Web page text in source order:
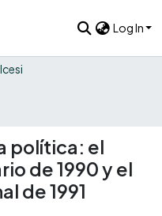
Log In
política: el
de 1990 y el
de 1991